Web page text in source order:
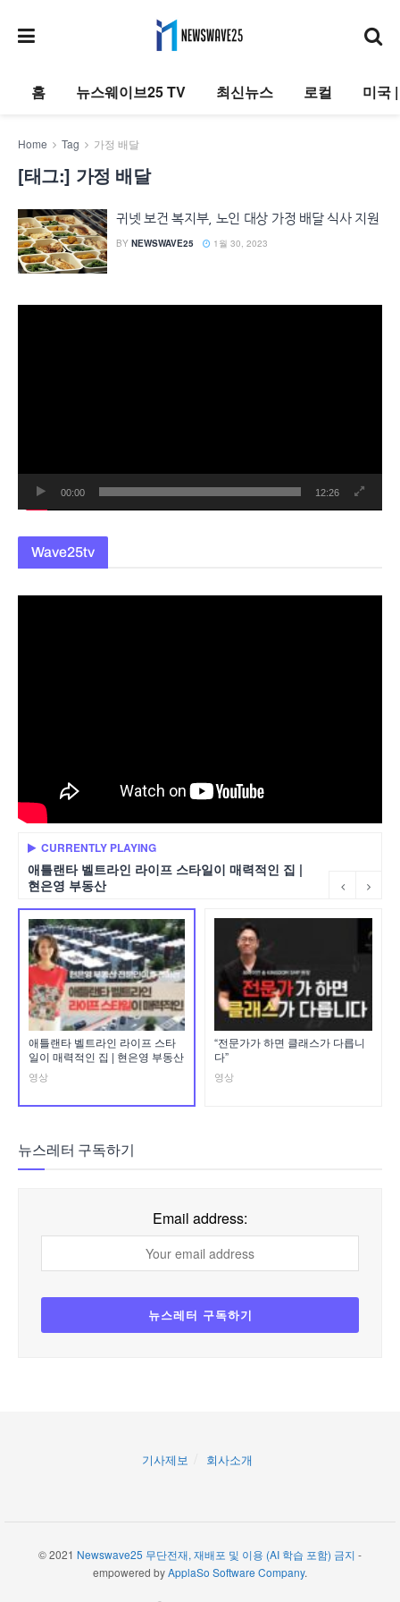
홈 뉴스웨이브25 TV 최신뉴스 로컬 미국
Home Tag 가정 배달
[태그:] 가정 배달
귀넷 보건 복지부, 노인 대상 가정 배달 식사 지원
BY NEWSWAVE25 1월 30, 2023
00:00 12:26
Wave25tv
CURRENTLY PLAYING
애틀랜타 벨트라인 라이프 스타일이 매력적인 집 |
현은영 부동산
애틀랜타 벨트라인 라이프 스타
일이 매력적인 집 | 현은영 부동산
영상
“전문가가 하면 클래스가 다릅니
다”
영상
뉴스레터 구독하기
Email address:
기사제보 회사소개
© 2021 Newswave25 무단전재, 재배포 및 이용 (AI 학습 포함) 금지 -
empowered byApplaSo Software Company.